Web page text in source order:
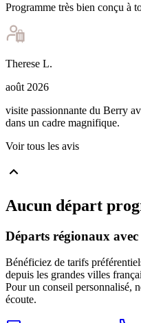
Programme très bien conçu à
Therese L.
août 2026
visite passionnante du Berry
dans un cadre magnifique.
Voir tous les avis
Aucun départ
Départs régionaux
Bénéficiez de tarifs
depuis les grandes villes
Pour un conseil personnalisé,
écoute.